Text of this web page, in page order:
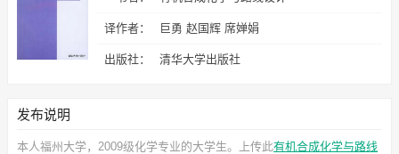
译作者： 巨勇 赵国辉 席婵娟
出版社： 清华大学出版社
发布说明
本人福州大学，2009级化学专业的大学生。上传此有机合成化学与路线